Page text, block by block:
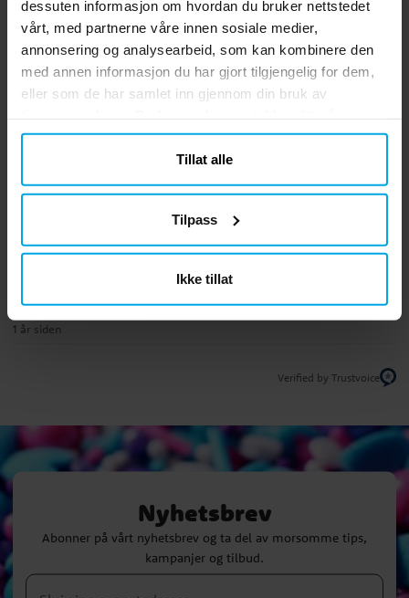
dessuten informasjon om hvordan du bruker nettstedet
vårt, med partnerne våre innen sosiale medier,
annonsering og analysearbeid, som kan kombinere den
med annen informasjon du har gjort tilgjengelig for dem,
eller som de har samlet inn gjennom din bruk av
helst.
Tillat alle
Tilpass
Ikke tillat
4.5
2 anmeldelser
5 ☆
4☆
3 ☆
1 ☆
AD
1 år siden
Verified by Trustvoice
Nyhetsbrev
Abonner på vårt nyhetsbrev og ta del av morsomme tips,
kampanjer og tilbud.